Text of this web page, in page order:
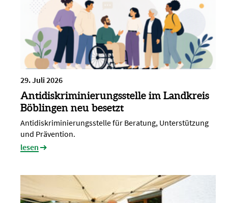
29. Juli 2026
Antidiskriminierungsstelle im Landkreis
Böblingen neu besetzt
Antidiskriminierungsstelle für Beratung, Unterstützung
und Prävention.
lesen